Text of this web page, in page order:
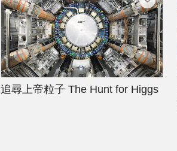
追尋上帝粒子 The Hunt for Higgs